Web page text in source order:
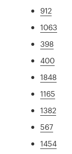
912
1063
398
400
1848
1165
1382
567
1454